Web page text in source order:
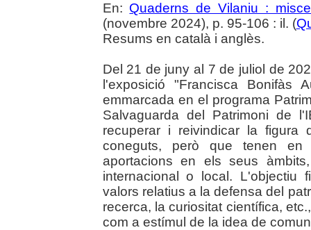
En: Quaderns de Vilaniu :
(novembre 2024), p. 95-106 : il. (
Resums en català i anglès.
Del 21 de juny al 7 de juliol de
l'exposició "Francisca Bonifàs
emmarcada en el programa
Salvaguarda del Patrimoni de
recuperar i reivindicar la
coneguts, però que tenen
aportacions en els seus
internacional o local. L'objectiu
valors relatius a la defensa del
recerca, la curiositat científica,
com a estímul de la idea de